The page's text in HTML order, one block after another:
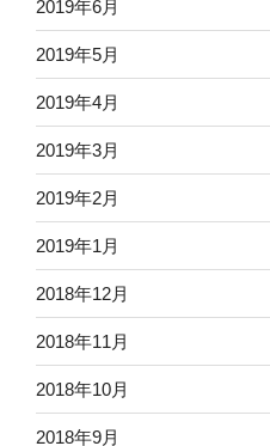
2019年6月
2019年5月
2019年4月
2019年3月
2019年2月
2019年1月
2018年12月
2018年11月
2018年10月
2018年9月